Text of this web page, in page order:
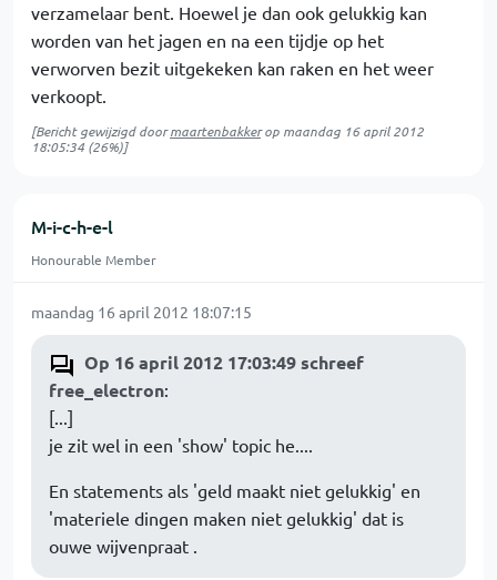
verzamelaar bent. Hoewel je dan ook gelukkig kan
worden van het jagen en na een tijdje op het
verworven bezit uitgekeken kan raken en het weer
verkoopt.
[Bericht gewijzigd doormaartenbakkerop maandag 16 april 2012
18:05:34 (26%)]
M-i-c-h-e-l
Honourable Member
maandag 16 april 2012 18:07:15
Op 16 april 2012 17:03:49 schreef
free_electron:
[...]
je zit wel in een 'show' topic he....
En statements als 'geld maakt niet gelukkig' en
'materiele dingen maken niet gelukkig' dat is
ouwe wijvenpraat .